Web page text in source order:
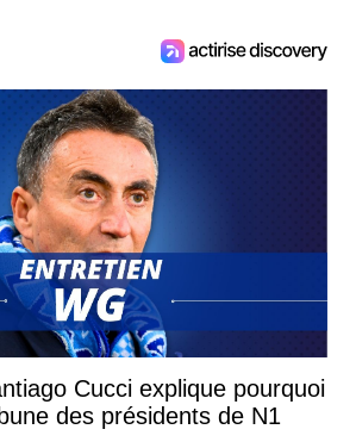
Cucci explique pourquoi
des présidents de N1